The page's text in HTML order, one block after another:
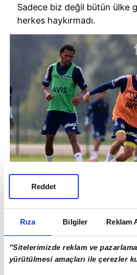
Rıza Bilgiler Reklam
"Sitelerimizde reklam ve
yürütülmesi amaçları ile çerezler
Reddet
Sadece biz değil bütün ülke
herkes haykırmadı.
Çünkü bu ülkede futbol
taşın üzerine "senin için
yazdırmıştır üstelik.